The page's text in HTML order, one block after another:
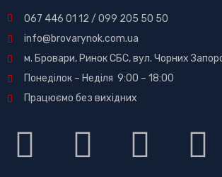
067 446 01 12 / 099 205 50 50
info@brovarynok.com.ua
м. Бровари, Ринок СБС, вул. Чорних
Понеділок – Неділя 9:00 – 18:00
Працюємо без вихідних